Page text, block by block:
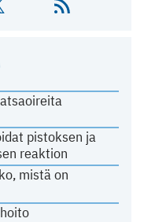
pistoksen ja
reaktion
mistä on